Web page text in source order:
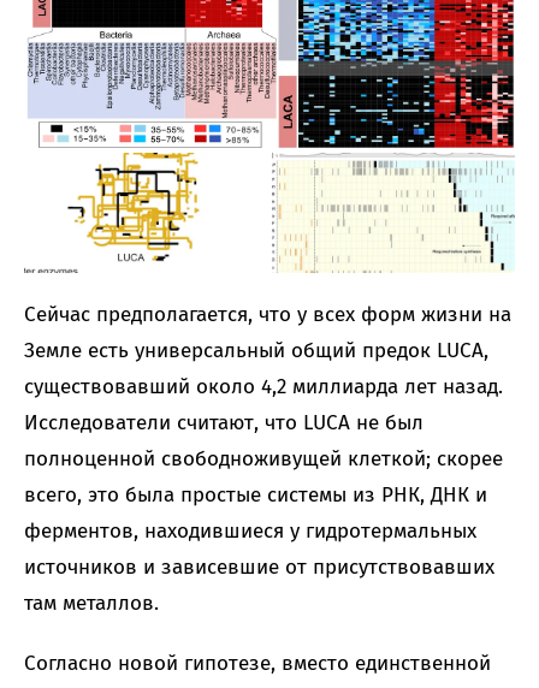
Сейчас предполагается, что у всех форм жизни на
Земле есть универсальный общий предок LUCA,
существовавший около 4,2 миллиарда лет назад.
Исследователи считают, что LUCA не был
полноценной свободноживущей клеткой; скорее
всего, это была простые системы из РНК, ДНК и
ферментов, находившиеся у гидротермальных
источников и зависевшие от присутствовавших
там металлов.
Согласно новой гипотезе, вместо единственной